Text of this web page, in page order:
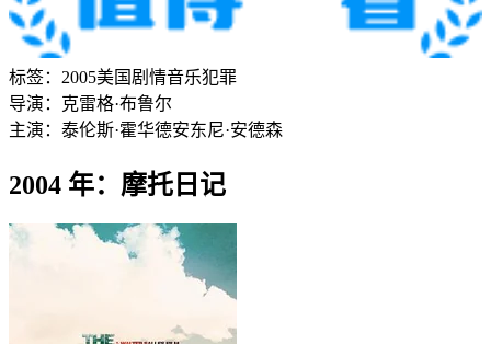
标签： 2005美国 剧情音乐犯罪
导演： 克雷格·布鲁尔
主演： 泰伦斯·霍华德安东尼·安德森
2004 年：摩托日记